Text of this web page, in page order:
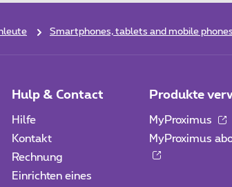
Smartphones, tablets and mobile phones
Hulp & Contact
Hilfe
Kontakt
Rechnung
Einrichten eines
Produkte
MyProximus
MyProximus